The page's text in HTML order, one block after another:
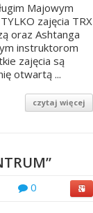
Majowym
zajęcia TRX
oraz Ashtanga
instruktorom
zajęcia są
otwartą ...
czytaj więcej
0